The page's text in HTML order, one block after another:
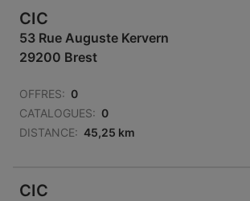
CIC
53 Rue Auguste Kervern
29200 Brest
OFFRES: 0
CATALOGUES: 0
DISTANCE: 45,25 km
CIC